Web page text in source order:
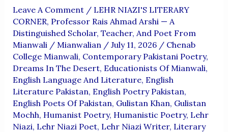
Leave A Comment / LEHR NIAZI'S LITERARY
CORNER, Professor Rais Ahmad Arshi — A
Distinguished Scholar, Teacher, And Poet From
Mianwali / Mianwalian / July 11, 2026 / Chenab
College Mianwali, Contemporary Pakistani Poetry,
Dreams In The Desert, Educationists Of Mianwali,
English Language And Literature, English
Literature Pakistan, English Poetry Pakistan,
English Poets Of Pakistan, Gulistan Khan, Gulistan
Mochh, Humanist Poetry, Humanistic Poetry, Lehr
Niazi, Lehr Niazi Poet, Lehr Niazi Writer, Literary